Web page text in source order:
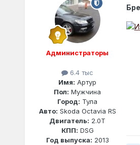
Администраторы
6.4 тыс
Имя: Артур
Пол: Мужчина
Город: Тула
Авто: Skoda Octavia RS
Двигатель: 2.0T
КПП: DSG
Год выпуска: 2013